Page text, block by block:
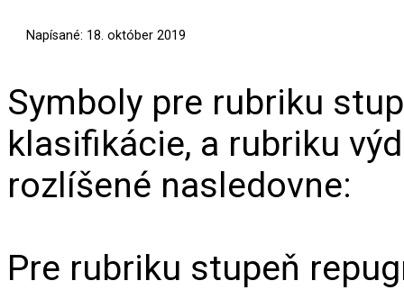
Napísané: 18. október 2019
Symboly pre rubriku
klasifikácie, a rubriku
rozlíšené nasledovne:
Pre rubriku stupeň